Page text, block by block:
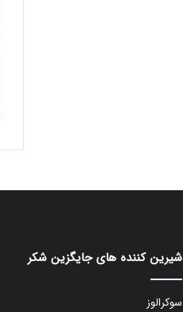
شیرین کننده های جایگزین شکر
سوکرالوز